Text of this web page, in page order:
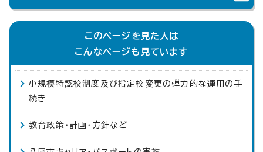
このページを見た人は
こんなページも見ています
小規模特認校制度及び指定校変更の弾力的な運用の手
続き
教育政策・計画・方針など